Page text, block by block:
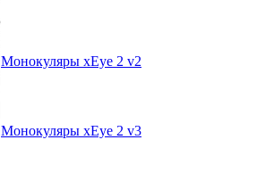
Монокуляры xEye 2 v2
Монокуляры xEye 2 v3